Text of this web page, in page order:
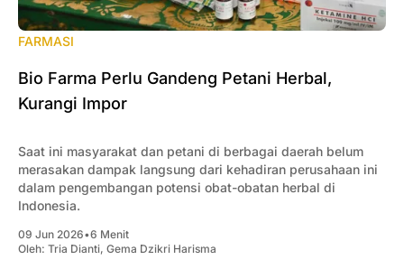
FARMASI
Bio Farma Perlu Gandeng Petani Herbal,
Kurangi Impor
Saat ini masyarakat dan petani di berbagai daerah belum
merasakan dampak langsung dari kehadiran perusahaan ini
dalam pengembangan potensi obat-obatan herbal di
Indonesia.
09 Jun 2026•6 Menit
Oleh: Tria Dianti, Gema Dzikri Harisma